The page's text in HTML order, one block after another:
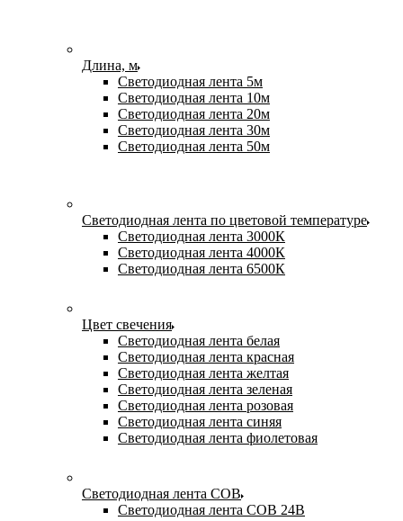
Длина, м
Светодиодная лента 5м
Светодиодная лента 10м
Светодиодная лента 20м
Светодиодная лента 30м
Светодиодная лента 50м
Светодиодная лента по цветовой температуре
Светодиодная лента 3000К
Светодиодная лента 4000К
Светодиодная лента 6500К
Цвет свечения
Светодиодная лента белая
Светодиодная лента красная
Светодиодная лента желтая
Светодиодная лента зеленая
Светодиодная лента розовая
Светодиодная лента синяя
Светодиодная лента фиолетовая
Светодиодная лента COB
Светодиодная лента COB 24В